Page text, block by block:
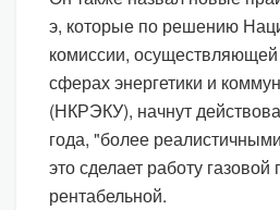
э, которые по решению
комиссии,
сферах энергетики и
(НКРЭКУ), начнут
года, "более
это сделает работу
рентабельной.